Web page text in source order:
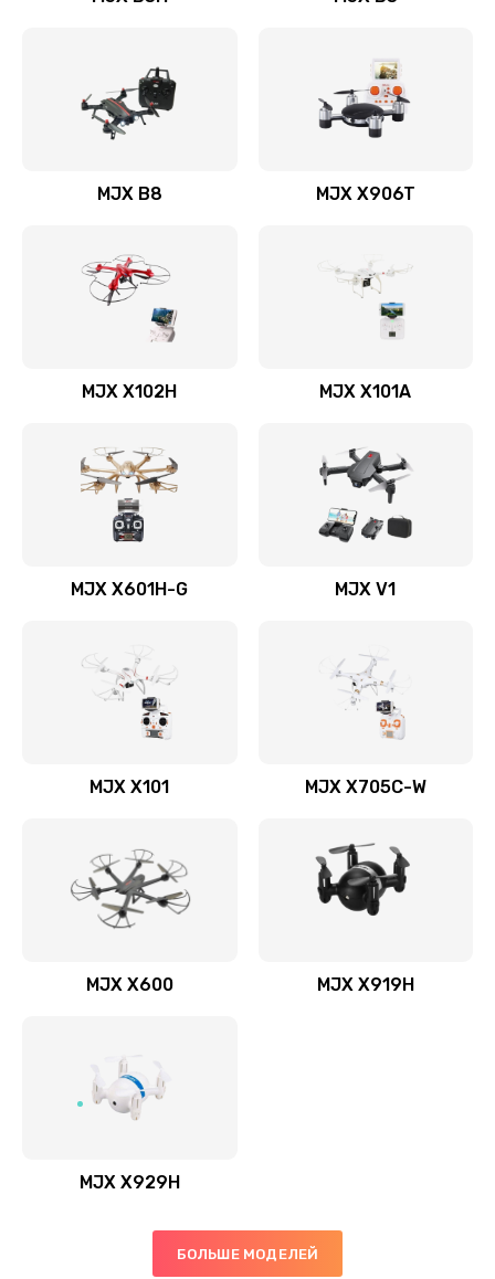
MJX B8 MJX X906T
MJX X102H MJX X101A
MJX X601H-G MJX V1
MJX X101 MJX X705C-W
MJX X600 MJX X919H
MJX X929H
БОЛЬШЕ МОДЕЛЕЙ